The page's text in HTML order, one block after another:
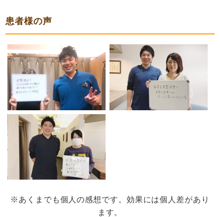
患者様の声
※あくまでも個人の感想です。効果には個人差があり
ます。